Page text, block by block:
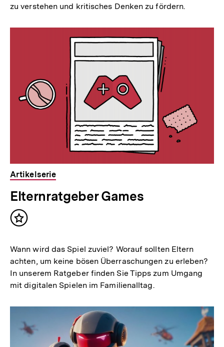
zu verstehen und kritisches Denken zu fördern.
Artikelserie
Elternratgeber Games
Inhalt
Wann wird das Spiel zuviel? Worauf sollten Eltern
achten, um keine bösen Überraschungen zu erleben?
In unserem Ratgeber finden Sie Tipps zum Umgang
mit digitalen Spielen im Familienalltag.